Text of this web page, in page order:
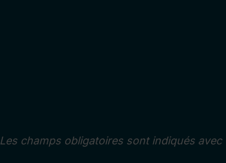
Les champs obligatoires sont indiqués avec